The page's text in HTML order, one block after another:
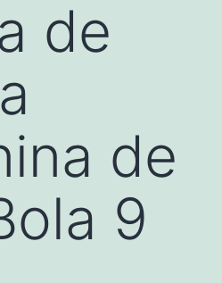
de
de
9